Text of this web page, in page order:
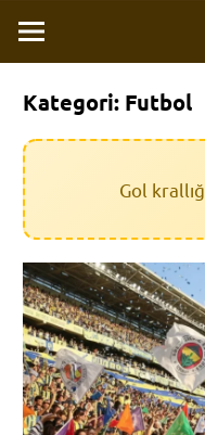
Kategori: Futbol
Gol